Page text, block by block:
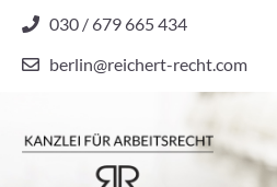
content
030 / 679 665 434
berlin@reichert-recht.com
Dr.
Reichert